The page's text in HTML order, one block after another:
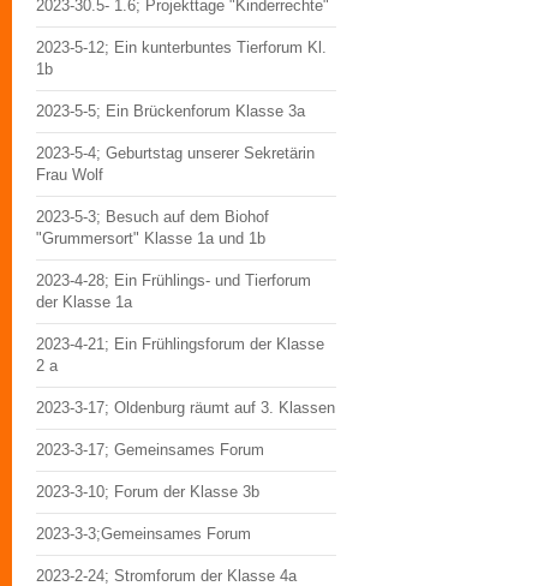
2023-30.5- 1.6; Projekttage "Kinderrechte"
2023-5-12; Ein kunterbuntes Tierforum Kl.
1b
2023-5-5; Ein Brückenforum Klasse 3a
2023-5-4; Geburtstag unserer Sekretärin
Frau Wolf
2023-5-3; Besuch auf dem Biohof
"Grummersort" Klasse 1a und 1b
2023-4-28; Ein Frühlings- und Tierforum
der Klasse 1a
2023-4-21; Ein Frühlingsforum der Klasse
2 a
2023-3-17; Oldenburg räumt auf 3. Klassen
2023-3-17; Gemeinsames Forum
2023-3-10; Forum der Klasse 3b
2023-3-3;Gemeinsames Forum
2023-2-24; Stromforum der Klasse 4a